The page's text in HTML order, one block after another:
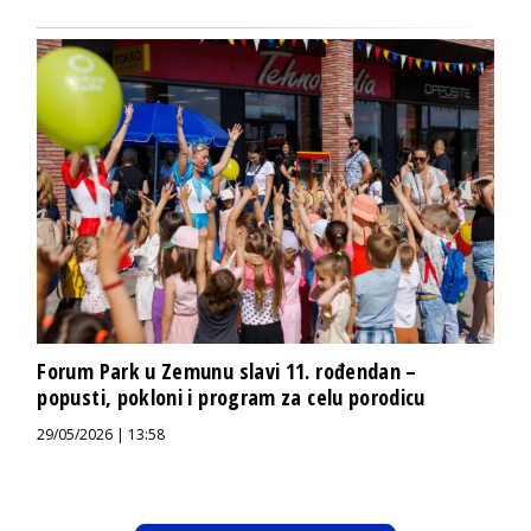
Forum Park u Zemunu slavi 11. rođendan –
popusti, pokloni i program za celu porodicu
29/05/2026 | 13:58